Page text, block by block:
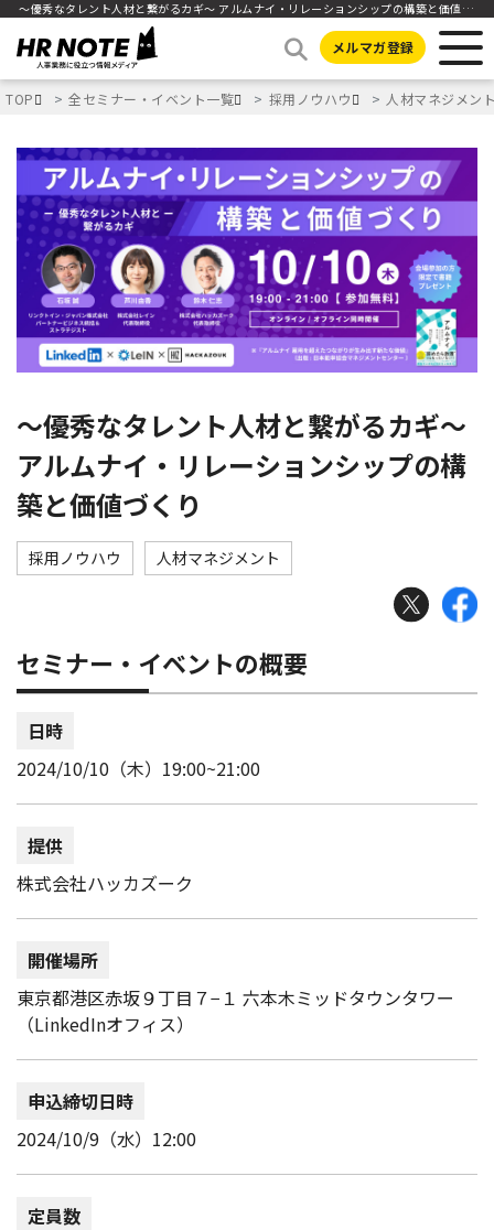
〜優秀なタレント人材と繋がるカギ〜 アルムナイ・リレーションシップの構築と価値づくり
メルマガ登録
TOP 全セミナー・イベント一覧 採用ノウハウ 人材マネジメン
〜優秀なタレント人材と繋がるカギ〜
アルムナイ・リレーションシップの構
築と価値づくり
採用ノウハウ 人材マネジメント
セミナー・イベントの概要
日時
2024/10/10（木）19:00~21:00
提供
株式会社ハッカズーク
開催場所
東京都港区赤坂９丁目７−１ 六本木ミッドタウンタワー
（LinkedInオフィス）
申込締切日時
2024/10/9（水）12:00
定員数